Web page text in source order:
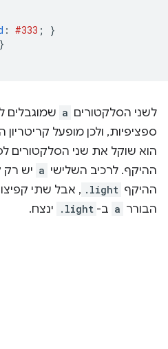
: #333 ;
}
}
לשני הסלקטורים a שמוגבלים
ספציפיות, ולכן מופעל
הוא שוקל את שני הסלקטורים
ההיקף. לרכיב השלישי a יש
ההיקף .light , אבל שתי
הבורר a ב- .light ינצח.